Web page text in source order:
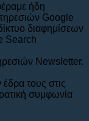
ήδη
Google
διαφημίσεων
Search
Newsletter.
τους στις
συμφωνία